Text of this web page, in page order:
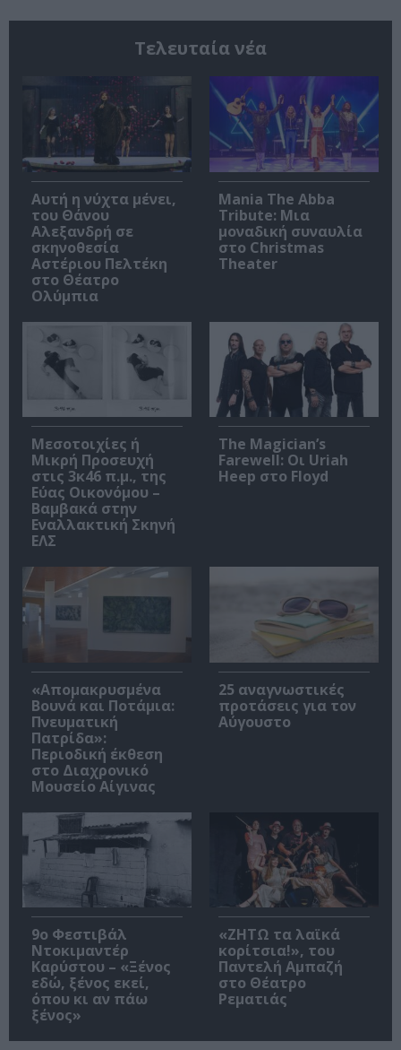
Τελευταία νέα
Αυτή η νύχτα μένει,
του Θάνου
Αλεξανδρή σε
σκηνοθεσία
Αστέριου Πελτέκη
στο Θέατρο
Ολύμπια
Mania The Abba
Tribute: Μια
μοναδική συναυλία
στο Christmas
Theater
Μεσοτοιχίες ή
Μικρή Προσευχή
στις 3κ46 π.μ., της
Εύας Οικονόμου –
Βαμβακά στην
Εναλλακτική Σκηνή
ΕΛΣ
The Magician’s
Farewell: Οι Uriah
Heep στο Floyd
«Απομακρυσμένα
Βουνά και Ποτάμια:
Πνευματική
Πατρίδα»:
Περιοδική έκθεση
στο Διαχρονικό
Μουσείο Αίγινας
25 αναγνωστικές
προτάσεις για τον
Αύγουστο
9ο Φεστιβάλ
Ντοκιμαντέρ
Καρύστου – «Ξένος
εδώ, ξένος εκεί,
όπου κι αν πάω
ξένος»
«ΖΗΤΩ τα λαϊκά
κορίτσια!», του
Παντελή Αμπαζή
στο Θέατρο
Ρεματιάς